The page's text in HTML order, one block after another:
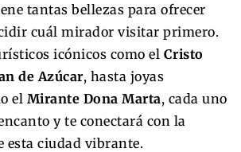
tantas bellezas para ofrecer
cuál mirador visitar primero.
icónicos como el Cristo
de Azúcar, hasta joyas
el Mirante Dona Marta, cada uno
y te conectará con la
esta ciudad vibrante.